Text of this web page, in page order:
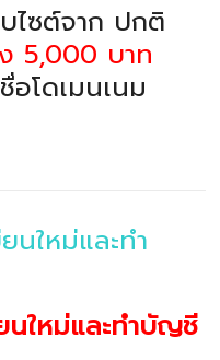
ไซต์จาก ปกติ
5,000 บาท
อโดเมนเนม
นใหม่และทำ
นใหม่และทำบัญชี